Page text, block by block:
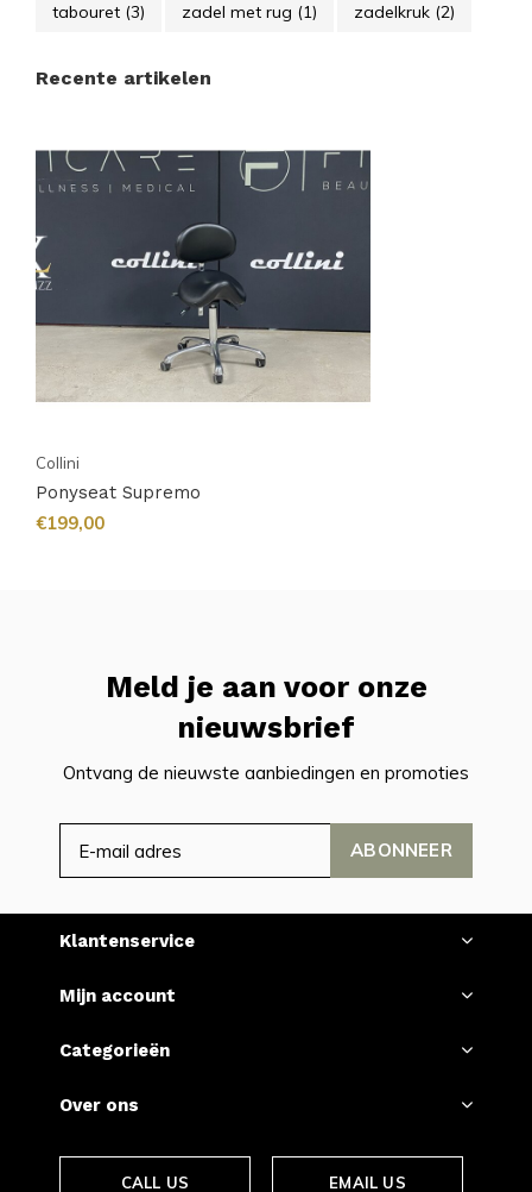
tabouret (3) zadel met rug (1) zadelkruk (2)
Recente artikelen
Collini
Ponyseat Supremo
€199,00
Meld je aan voor onze
nieuwsbrief
Ontvang de nieuwste aanbiedingen en promoties
ABONNEER
Klantenservice
Mijn account
Categorieën
Over ons
CALL US EMAIL US